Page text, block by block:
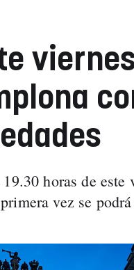
horas de este
vez se